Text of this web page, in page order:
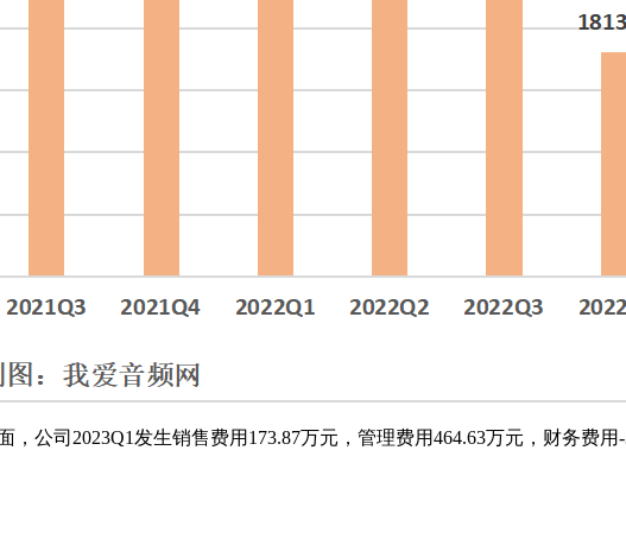
公司2023Q1发生销售费用173.87万元，管理费用464.63万元，财务费